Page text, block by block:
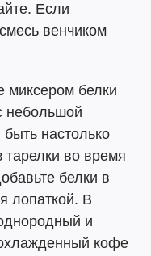
Если
венчиком
миксером белки
небольшой
настолько
тарелки во время
белки в
лопаткой. В
и
кофе